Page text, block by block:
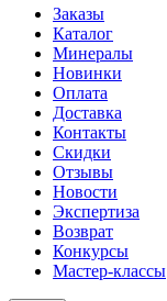
Заказы
Каталог
Минералы
Новинки
Оплата
Доставка
Контакты
Скидки
Отзывы
Новости
Экспертиза
Возврат
Конкурсы
Мастер-классы